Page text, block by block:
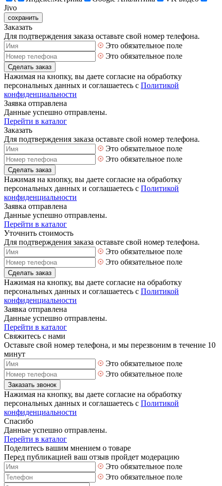
Jivo
сохранить
Заказать
Для подтверждения заказа оставьте свой номер телефона.
Это обязательное поле
Это обязательное поле
Сделать заказ
Нажимая на кнопку, вы даете согласие на обработку
персональных данных и соглашаетесь с Политикой
конфиденциальности
Заявка отправлена
Данные успешно отправлены.
Перейти в каталог
Заказать
Для подтверждения заказа оставьте свой номер телефона.
Это обязательное поле
Это обязательное поле
Сделать заказ
Нажимая на кнопку, вы даете согласие на обработку
персональных данных и соглашаетесь с Политикой
конфиденциальности
Заявка отправлена
Данные успешно отправлены.
Перейти в каталог
Уточнить стоимость
Для подтверждения заказа оставьте свой номер телефона.
Это обязательное поле
Это обязательное поле
Сделать заказ
Нажимая на кнопку, вы даете согласие на обработку
персональных данных и соглашаетесь с Политикой
конфиденциальности
Заявка отправлена
Данные успешно отправлены.
Перейти в каталог
Свяжитесь с нами
Оставьте свой номер телефона, и мы перезвоним в течение 10
минут
Это обязательное поле
Это обязательное поле
Заказать звонок
Нажимая на кнопку, вы даете согласие на обработку
персональных данных и соглашаетесь с Политикой
конфиденциальности
Спасибо
Данные успешно отправлены.
Перейти в каталог
Поделитесь вашим мнением о товаре
Перед публикацией ваш отзыв пройдет модерацию
Это обязательное поле
Это обязательное поле